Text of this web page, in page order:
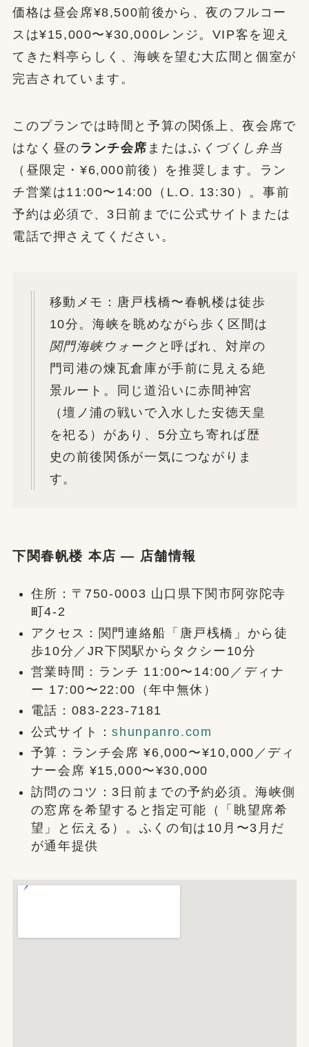
価格は昼会席¥8,500前後から、夜のフルコー
スは¥15,000〜¥30,000レンジ。VIP客を迎え
てきた料亭らしく、海峡を望む大広間と個室が
完吉されています。
このプランでは時間と予算の関係上、夜会席で
はなく昼の ランチ会席 またはふくづくし弁当
（昼限定・¥6,000前後）を推奨します。ラン
チ営業は11:00〜14:00（L.O. 13:30）。事前
予約は必須で、3日前までに公式サイトまたは
電話で押さえてください。
移動メモ：唐戸桟橋〜春帆楼は徒歩
10分。海峡を眺めながら歩く区間は
関門海峡ウォーク と呼ばれ、対岸の
門司港の煉瓦倉庫が手前に見える絶
景ルート。同じ道沿いに赤間神宮
（壇ノ浦の戦いで入水した安徳天皇
を祀る）があり、5分立ち寄れば歴
史の前後関係が一気につながりま
す。
下関春帆楼 本店 — 店舗情報
住所：〒750-0003 山口県下関市阿弥陀寺
町4-2
アクセス：関門連絡船「唐戸桟橋」から徒
歩10分／JR下関駅からタクシー10分
営業時間：ランチ 11:00〜14:00／ディナ
ー 17:00〜22:00（年中無休）
電話：083-223-7181
公式サイト：shunpanro.com
予算：ランチ会席 ¥6,000〜¥10,000／ディ
ナー会席 ¥15,000〜¥30,000
訪問のコツ：3日前までの予約必須。海峡側
の窓席を希望すると指定可能（「眺望席希
望」と伝える）。ふくの旬は10月〜3月だ
が通年提供